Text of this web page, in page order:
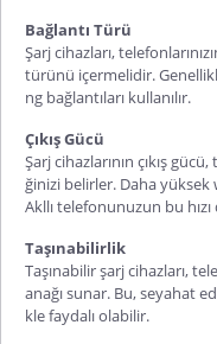
Bağlantı Türü
Şarj cihazları,
türünü içermelidir.
ng bağlantıları kullanılır.
Çıkış Gücü
Şarj cihazlarının çıkış
ğinizi belirler. Daha yüksek
Akllı telefonunuzun bu
Taşınabilirlik
Taşınabilir şarj cihazları,
anağı sunar. Bu, seyahat
kle faydalı olabilir.